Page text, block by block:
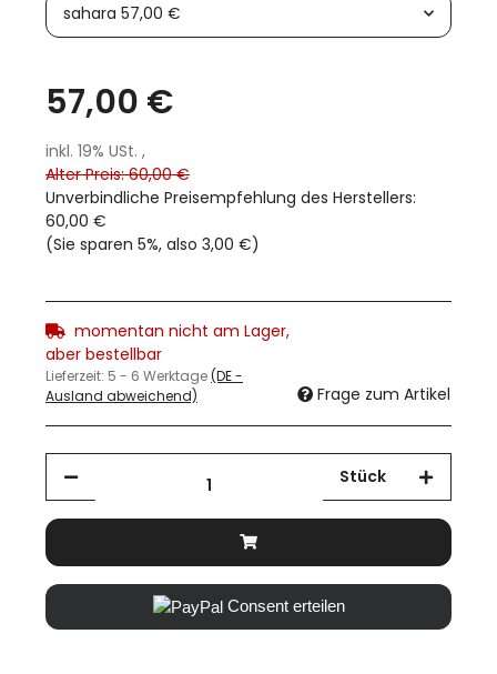
sahara 57,00 €
57,00 €
inkl. 19% USt. ,
Alter Preis: 60,00 €
Unverbindliche Preisempfehlung des Herstellers:
60,00 €
(Sie sparen 5%, also 3,00 €)
momentan nicht am Lager,
aber bestellbar
Lieferzeit: 5 - 6 Werktage(DE -
Ausland abweichend)
Frage zum Artikel
Stück
Consent erteilen